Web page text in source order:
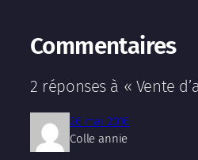
Commentaires
2 réponses à « Vente
26 mai 2016
Colle annie